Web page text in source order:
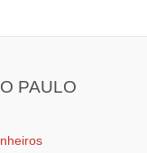
PAULO